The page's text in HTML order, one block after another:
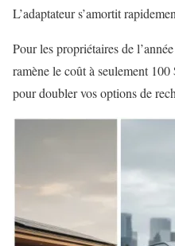
L’adaptateur s’amortit
Pour les propriétaires de
ramène le coût à seulement
pour doubler vos options de